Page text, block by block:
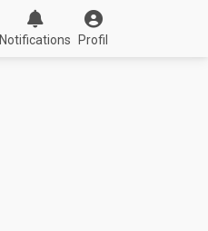
Notifications Profil